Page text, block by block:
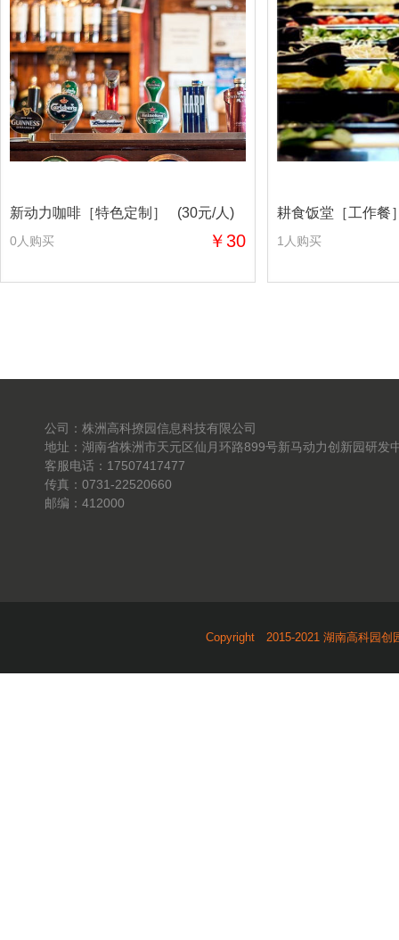
新动力咖啡［特色定制］ (30元/人)
0人购买 ￥30
耕食饭堂［工作餐
1人购买
公司：株洲高科撩园信息科技有限公司
地址：湖南省株洲市天元区仙月环路899号新马动力创新园研发
客服电话：17507417477
传真：0731-22520660
邮编：412000
Copyright 2015-2021 湖南高科园创